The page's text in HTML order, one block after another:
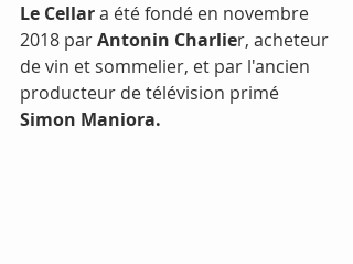
Le Cellar a été fondé en novembre
2018 par Antonin Charlier, acheteur
de vin et sommelier, et par l'ancien
producteur de télévision primé
Simon Maniora.